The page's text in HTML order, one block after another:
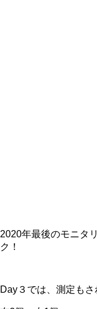
2020年最後のモニタ
ク！
Day３では、測定もさ